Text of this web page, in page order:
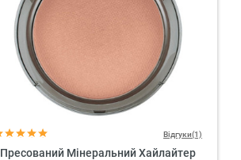
Відгуки(1)
Пресований Мінеральний Хайлайтер